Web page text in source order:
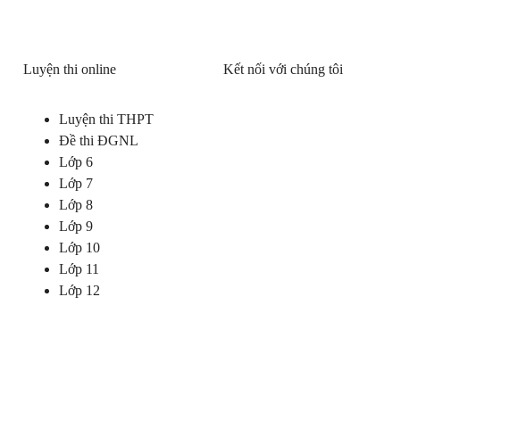
Luyện thi online
Luyện thi THPT
Đề thi ĐGNL
Lớp 6
Lớp 7
Lớp 8
Lớp 9
Lớp 10
Lớp 11
Lớp 12
Kết nối với chúng tôi